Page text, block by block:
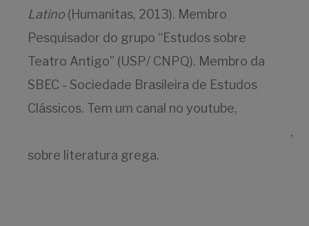
Latino (Humanitas, 2013). Membro
Pesquisador do grupo “Estudos sobre
Teatro Antigo” (USP/ CNPQ). Membro da
SBEC - Sociedade Brasileira de Estudos
Clássicos. Tem um canal no youtube,
,
sobre literatura grega.